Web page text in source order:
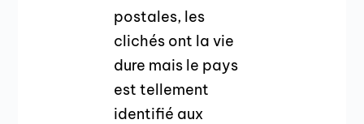
postales, les
clichés ont la vie
dure mais le pays
est tellement
identifié aux